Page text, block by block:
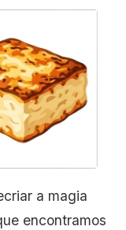
a magia
encontramos